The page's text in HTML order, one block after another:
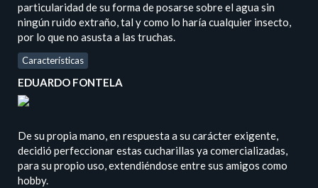
particularidad de su forma de posarse sobre el agua sin
ningún ruido extraño, tal y como lo haría cualquier insecto,
por lo que no asusta a las truchas.
Características
EDUARDO FONTELA
De su propia mano, en respuesta a su carácter exigente,
decidió perfeccionar estas cucharillas ya comercializadas,
para su propio uso, extendiéndose entre sus amigos como
hobby.